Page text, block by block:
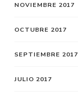
NOVIEMBRE 2017
OCTUBRE 2017
SEPTIEMBRE 2017
JULIO 2017